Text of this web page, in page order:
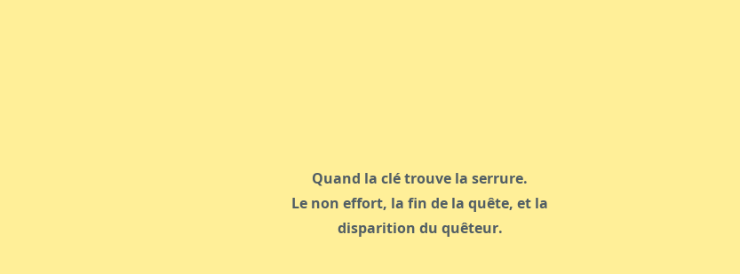
Quand la clé trouve la serrure.
Le non effort, la fin de la quête, et la
disparition du quêteur.